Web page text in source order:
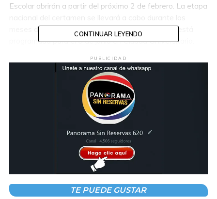
Escolar abrirán a partir del próximo 2 de febrero. La etapa
meses de abril y mayo, mientras que la gran final está
programada para el 6 de junio en Ciudad Universitaria.
Con esta iniciativa, la SEP busca impulsar el desarrollo
integral del alumnado a través del deporte y fortalecer la
práctica del futbol desde el ámbito escolar
Compartir en:
CONTINUAR LEYENDO
PUBLICIDAD
TE PUEDE GUSTAR